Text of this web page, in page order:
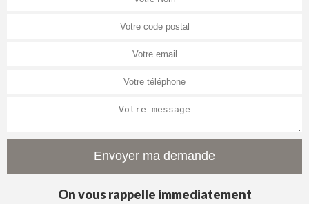
On vous rappelle immediatement